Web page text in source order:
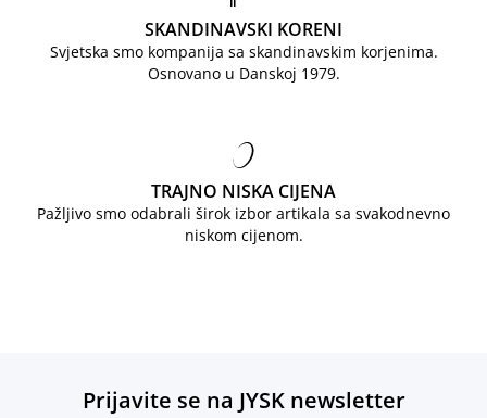
SKANDINAVSKI KORENI
Svjetska smo kompanija sa skandinavskim korjenima.
Osnovano u Danskoj 1979.
TRAJNO NISKA CIJENA
Pažljivo smo odabrali širok izbor artikala sa svakodnevno
niskom cijenom.
Prijavite se na JYSK newsletter